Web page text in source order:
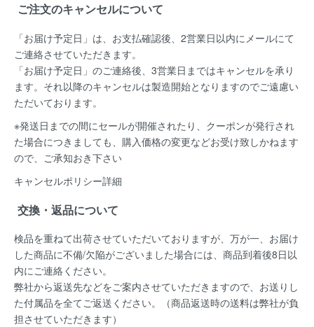
ご注文のキャンセルについて
「お届け予定日」は、お支払確認後、 2営業日以内にメールにて
ご連絡させていただきます。
「お届け予定日」のご連絡後、 3営業日まではキャンセルを承り
ます。 それ以降のキャンセルは製造開始となりますのでご遠慮い
ただいております。
※発送日までの間にセールが開催されたり、クーポンが発行され
た場合につきましても、購入価格の変更などお受け致しかねます
ので、ご承知おき下さい
キャンセルポリシー詳細
交換・返品について
検品を重ねて出荷させていただいておりますが、万が一、お届け
した商品に不備/欠陥がございました場合には、 商品到着後8日以
内にご連絡ください。
弊社から返送先などをご案内させていただきますので、お送りし
た付属品を全てご返送ください。（商品返送時の送料は弊社が負
担させていただきます）